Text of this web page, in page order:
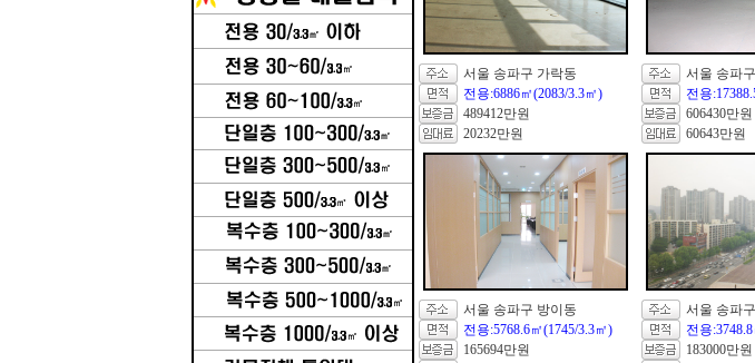
서울 송파구 가락동
전용:6886㎡(2083/3.3㎡)
489412만원
20232만원
서울 송파
전용
606430만원
60643만원
서울 송파구 방이동
전용:5768.6㎡(1745/3.3㎡)
165694만원
서울 송파
전용
183000만원